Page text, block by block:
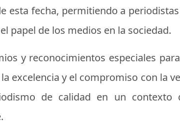
esta fecha, permitiendo a
papel de los medios en la sociedad.
y reconocimientos especiales
excelencia y el compromiso con la
de calidad en un